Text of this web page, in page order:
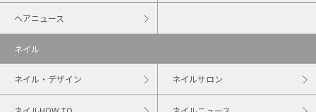
ヘアニュース
ネイル
ネイル・デザイン ネイルサロン